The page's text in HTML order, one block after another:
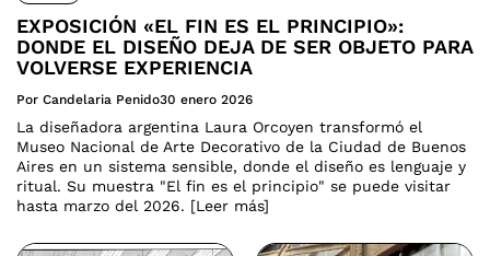
EXPOSICIÓN «EL FIN ES EL PRINCIPIO»:
DONDE EL DISEÑO DEJA DE SER OBJETO PARA
VOLVERSE EXPERIENCIA
Por Candelaria Penido30 enero 2026
La diseñadora argentina Laura Orcoyen transformó el
Museo Nacional de Arte Decorativo de la Ciudad de Buenos
Aires en un sistema sensible, donde el diseño es lenguaje y
ritual. Su muestra "El fin es el principio" se puede visitar
hasta marzo del 2026. [Leer más]